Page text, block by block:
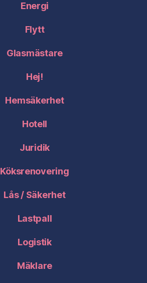
Energi
Flytt
Glasmästare
Hej!
Hemsäkerhet
Hotell
Juridik
Köksrenovering
Lås / Säkerhet
Lastpall
Logistik
Mäklare